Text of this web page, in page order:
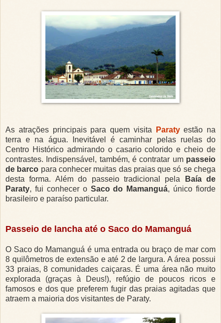
As atrações principais para quem visita Paratyestão na
terra e na água. Inevitável é caminhar pelas ruelas do
Centro Histórico admirando o casario colorido e cheio de
contrastes. Indispensável, também, é contratar um passeio
de barco para conhecer muitas das praias que só se chega
desta forma. Além do passeio tradicional pela
Baía de
Paraty, fui conhecer o Saco do Mamanguá, único fiorde
brasileiro e paraíso particular.
Passeio de lancha até o Saco do Mamanguá
O Saco do Mamanguá é uma entrada ou braço de mar com
8 quilômetros de extensão e até 2 de largura. A área possui
33 praias, 8 comunidades caiçaras. É uma área não muito
explorada (graças à Deus!), refúgio de poucos ricos e
famosos e dos que preferem fugir das praias agitadas que
atraem a maioria dos visitantes de Paraty.